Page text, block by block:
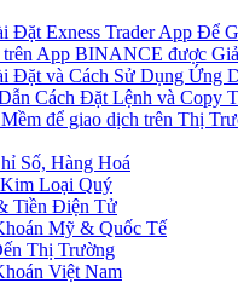
Đặt Exness Trader App Để
App BINANCE được
Đặt và Cách Sử Dụng Ứng
Cách Đặt Lệnh và Copy
để giao dịch trên Thị
Số, Hàng Hoá
Loại Quý
Tiền Điện Tử
Mỹ & Quốc Tế
Thị Trường
Việt Nam